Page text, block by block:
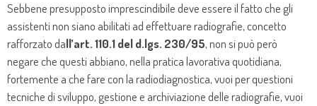
Sebbene presupposto imprescindibile deve essere il fatto che gli
assistenti non siano abilitati ad effettuare radiografie, concetto
rafforzato dall’art. 110.1 del d.lgs. 230/95, non si può però
negare che questi abbiano, nella pratica lavorativa quotidiana,
fortemente a che fare con la radiodiagnostica, vuoi per questioni
tecniche di sviluppo, gestione e archiviazione delle radiografie, vuoi